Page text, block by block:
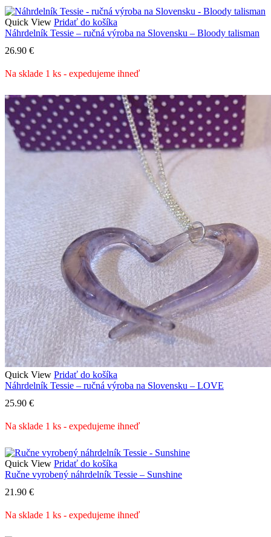
Quick View Pridať do košíka
Náhrdelník Tessie – ručná výroba na Slovensku – Bloody talisman
26.90 €
Na sklade 1 ks - expedujeme ihneď
Quick View Pridať do košíka
Náhrdelník Tessie – ručná výroba na Slovensku – LOVE
25.90 €
Na sklade 1 ks - expedujeme ihneď
Quick View Pridať do košíka
Ručne vyrobený náhrdelník Tessie – Sunshine
21.90 €
Na sklade 1 ks - expedujeme ihneď